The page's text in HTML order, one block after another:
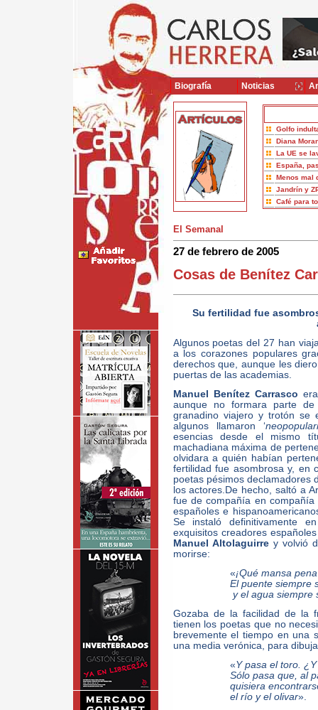
Golfo
Diana
La UE se
España,
Menos mal
Jandrín y
Café para
El Semanal
27 de febrero de 2005
Cosas de Benítez
Su fertilidad fue
Algunos poetas del 27 han
a los corazones populares
derechos que, aunque les
puertas de las academias.
Manuel Benítez Carrasco
aunque no formara parte
granadino viajero y trotón se
algunos llamaron ‘
esencias desde el mismo
machadiana máxima de
olvidara a quién habían
fertilidad fue asombrosa y, en
poetas pésimos declamadores
los actores.De hecho, saltó a
fue de compañía en
españoles e
Se instaló definitivamente
exquisitos creadores
Manuel Altolaguirrey volvió
morirse:
«¡Qué mansa
El puente siempre
y el agua siempre
Gozaba de la facilidad de la
tienen los poetas que no
brevemente el tiempo en una
una media verónica, para
«Y pasa el toro.
Sólo pasa que, al
quisiera
el río y el olivar».
Biografía Noticias